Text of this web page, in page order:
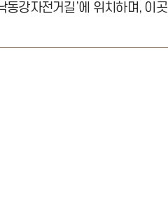
강자전거길’에 위치하며, 이곳